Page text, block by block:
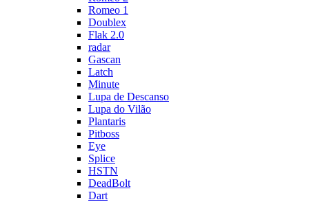
Romeo 1
Doublex
Flak 2.0
radar
Gascan
Latch
Minute
Lupa de Descanso
Lupa do Vilão
Plantaris
Pitboss
Eye
Splice
HSTN
DeadBolt
Dart